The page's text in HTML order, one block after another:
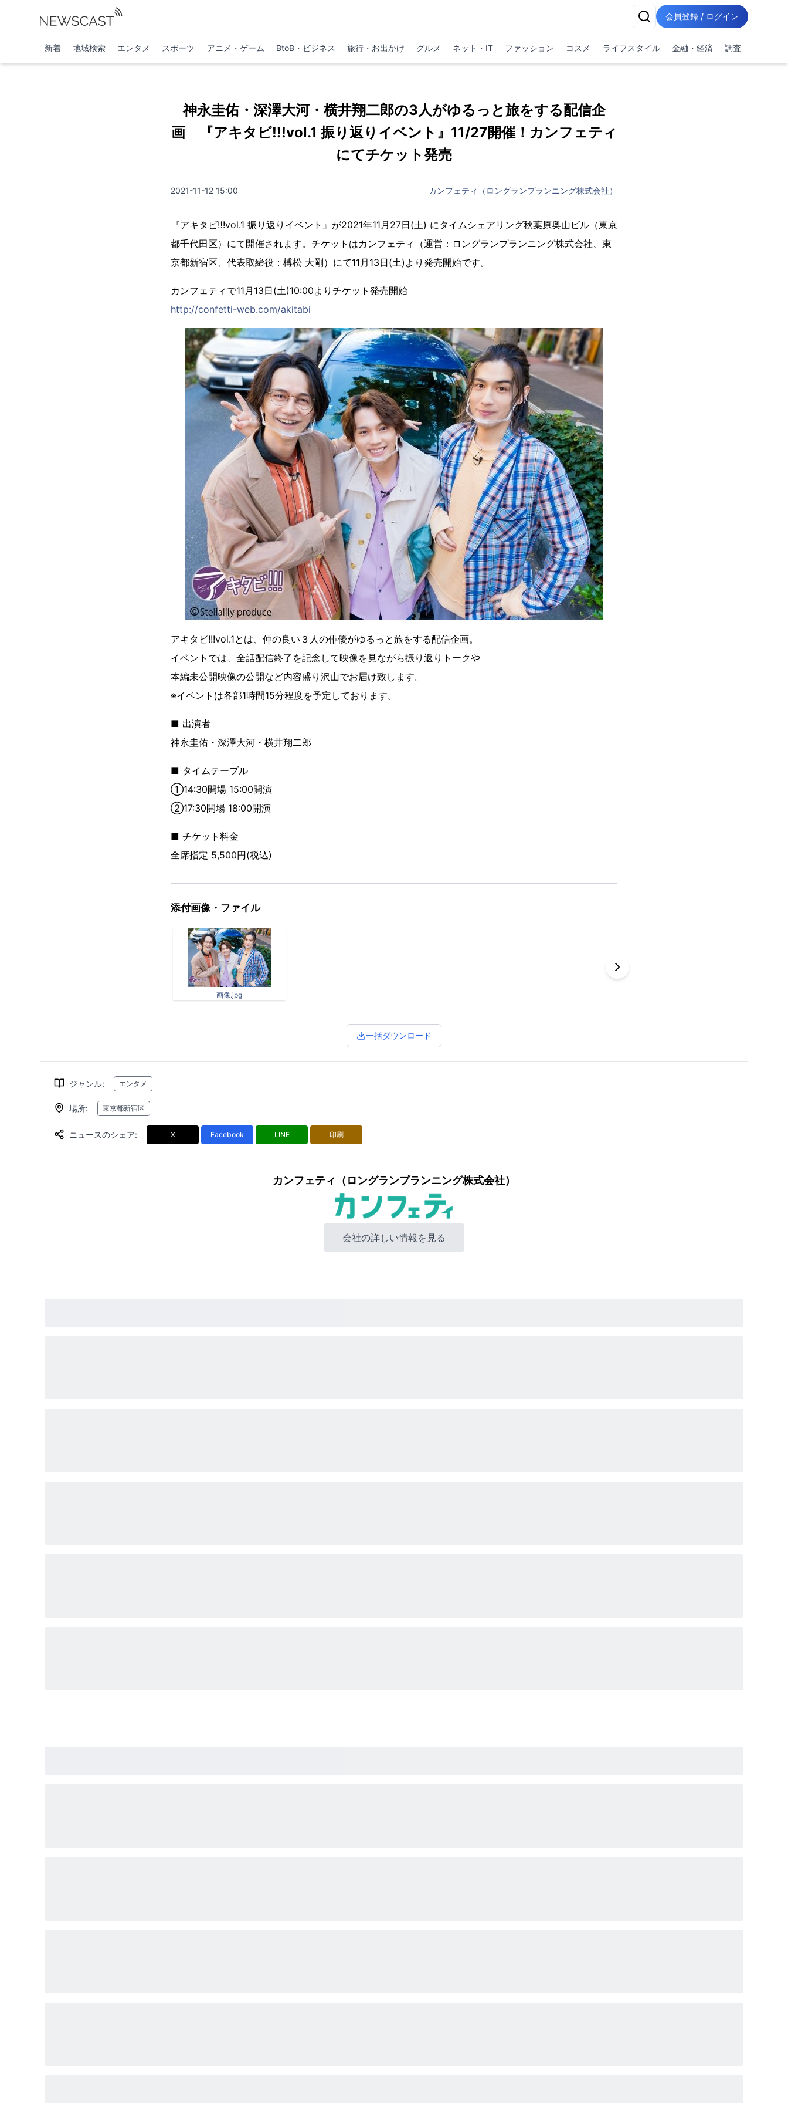
会員登録 / ログイン
新着 地域検索 エンタメ スポーツ アニメ・ゲーム BtoB・ビジネス 旅行・お出かけ グルメ ネット・IT ファッション コスメ ライフスタイル 金融・経済 調査
神永圭佑・深澤大河・横井翔二郎の3人がゆるっと旅をする配信企
画 『アキタビ‼︎!vol.1 振り返りイベント』11/27開催！カンフェティ
にてチケット発売
2021-11-12 15:00 カンフェティ（ロングランプランニング株式会社）
『アキタビ‼︎!vol.1 振り返りイベント』が2021年11月27日(土) にタイムシェアリング秋葉原奥山ビル（東京
都千代田区）にて開催されます。チケットはカンフェティ（運営：ロングランプランニング株式会社、東
京都新宿区、代表取締役：榑松 ⼤剛）にて11月13日(土)より発売開始です。
カンフェティで11月13日(土)10:00よりチケット発売開始
http://confetti-web.com/akitabi
アキタビ!!!vol.1とは、仲の良い３人の俳優がゆるっと旅をする配信企画。
イベントでは、全話配信終了を記念して映像を見ながら振り返りトークや
本編未公開映像の公開など内容盛り沢山でお届け致します。
※イベントは各部1時間15分程度を予定しております。
■ 出演者
神永圭佑・深澤大河・横井翔二郎
■ タイムテーブル
①14:30開場 15:00開演
②17:30開場 18:00開演
■ チケット料金
全席指定 5,500円(税込)
添付画像・ファイル
画像.jpg
一括ダウンロード
ジャンル: エンタメ
場所: 東京都新宿区
ニュースのシェア: X Facebook LINE 印刷
カンフェティ（ロングランプランニング株式会社）
会社の詳しい情報を見る